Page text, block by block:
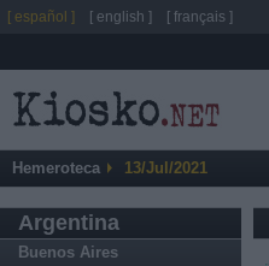
Hemeroteca 13/Jul/2021
Argentina
Buenos Aires
[ español ] [ english ] [ français ]